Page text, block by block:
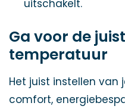
uitschakelt.
Ga voor de
temperatuur
Het juist instellen van
comfort,